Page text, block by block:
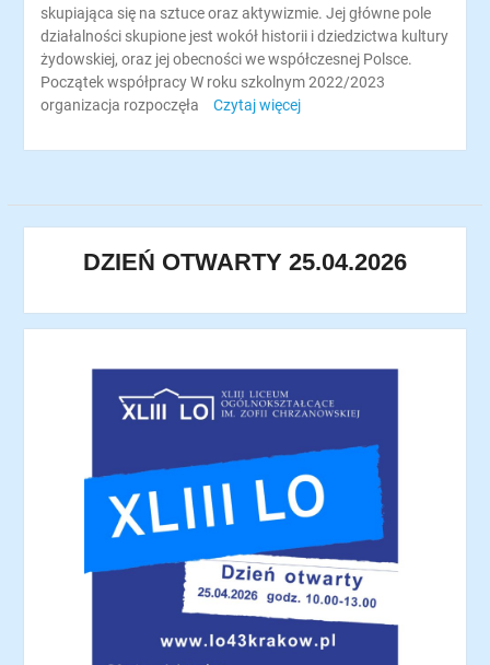
skupiająca się na sztuce oraz aktywizmie. Jej główne pole
działalności skupione jest wokół historii i dziedzictwa kultury
żydowskiej, oraz jej obecności we współczesnej Polsce.
Początek współpracy W roku szkolnym 2022/2023
organizacja rozpoczęła
Czytaj więcej
DZIEŃ OTWARTY 25.04.2026